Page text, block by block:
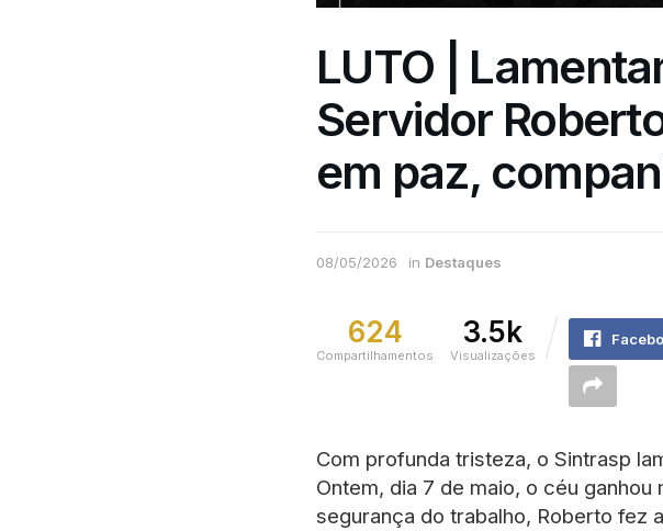
LUTO |
Servidor
em paz,
08/05/2026 in Destaques
624
Compartilhamentos
3.5k
Visualizações
Com profunda tristeza, o Sintrasp
Ontem, dia 7 de maio, o céu
segurança do trabalho, Roberto fez